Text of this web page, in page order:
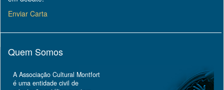
Enviar Carta
Quem Somos
A Associação Cultural Montfort
é uma entidade civil de